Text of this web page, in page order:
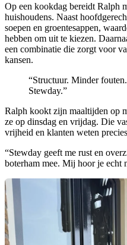
Op een kookdag bereidt Ralph
huishoudens. Naast
soepen en groentesappen,
hebben om uit te kiezen.
een combinatie die zorgt voor
kansen.
“Structuur. Minder
Stewday.”
Ralph kookt zijn maaltijden op
ze op dinsdag en vrijdag. Die
vrijheid en klanten weten
“Stewday geeft me rust en
boterham mee. Mij hoor je echt